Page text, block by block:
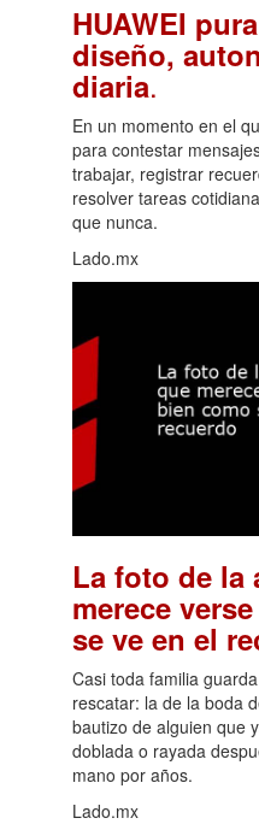
HUAWEI
diseño,
diaria.
En un momento en el
para contestar
trabajar, registrar
resolver tareas
que nunca.
Lado.mx
La foto de la
merece
se ve en el
Casi toda familia
rescatar: la de la boda
bautizo de alguien que
doblada o rayada
mano por años.
Lado.mx